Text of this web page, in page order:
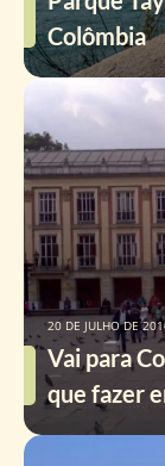
Colômbia
Vai para
que fazer
20 DE JULHO DE